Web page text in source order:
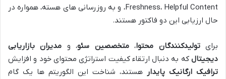
Freshness، Helpful Content، و به روزرسانی های هسته، همواره در
حال ارزیابی این دو فاکتور هستند.
برایتولیدکنندگان محتوا،متخصصین سئو، و مدیران بازاریابی
دیجیتال که به دنبال ارتقاء کیفیت استراتژی محتوای خود و افزایش
ترافیک ارگانیک پایدار هستند، شناخت این الگوریتم ها یک گام